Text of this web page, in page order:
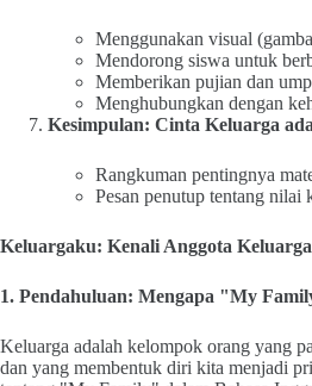
Menggunakan visual
Mendorong siswa untuk
Memberikan pujian dan
Menghubungkan dengan
Kesimpulan: Cinta Keluarga
Rangkuman pentingnya
Pesan penutup tentang nilai
Keluargaku: Kenali Anggota
1. Pendahuluan: Mengapa "My
Keluarga adalah kelompok orang yang
dan yang membentuk diri kita menjadi